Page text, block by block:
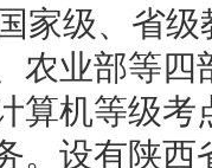
家级、省
农业部等四
算机等级
。设有陕西